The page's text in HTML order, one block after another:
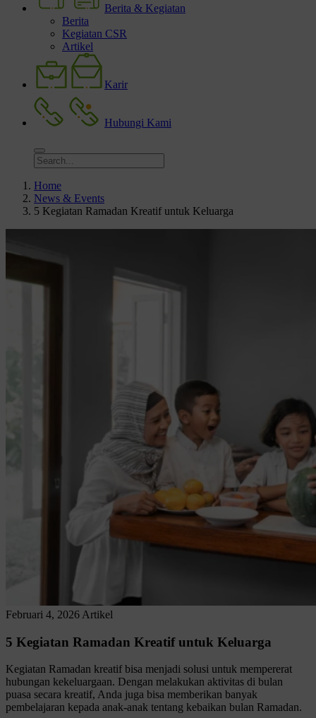
Berita & Kegiatan
Berita
Kegiatan CSR
Artikel
Karir
Hubungi Kami
Home
News & Events
5 Kegiatan Ramadan Kreatif untuk Keluarga
Februari 4, 2026 Artikel
5 Kegiatan Ramadan Kreatif untuk Keluarga
Kegiatan Ramadan kreatif bisa menjadi solusi untuk mempererat
hubungan kekeluargaan. Dengan melakukan aktivitas di bulan
puasa secara kreatif, Anda juga bisa memberikan banyak
pembelajaran kepada anak-anak tentang kebaikan bulan Ramadan.